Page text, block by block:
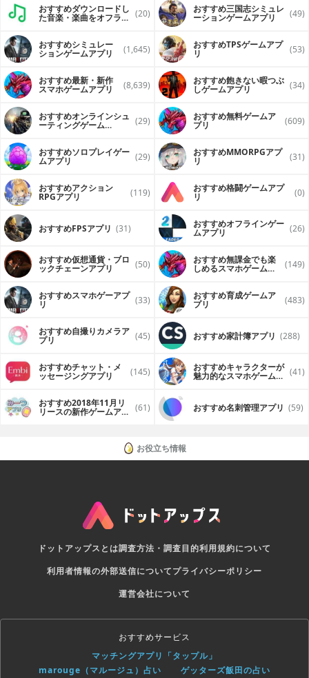
④速報通知機能
おすすめの新着情報はプッシュ通知でお知らせします。
面倒な設定は不要です。すぐにお使いいただけます。
コスメGoGoの便利さを体感してみてください。
【間違えやすいワード】
@コスメGoGo,アットコスメGoGo,コスメゴーゴー,美肌GoGo
おすすめダウンロードし
た音楽・楽曲をオフライ (20) おすすめ三国志シミュレ
ーションゲームアプリ (49)
おすすめシミュレー
ションゲームアプリ (1,645) おすすめTPSゲームアプ
リ (53)
おすすめ最新・新作
スマホゲームアプリ (8,639) おすすめ飽きない暇つぶ
しゲームアプリ (34)
おすすめオンラインシュ
ーティングゲーム (29) おすすめ無料ゲームア
プリ (609)
おすすめソロプレイゲー
ムアプリ (29) おすすめ MMORPGアプ
リ (31)
おすすめアクション
RPGアプリ (119) おすすめ格闘ゲームアプ
リ (0)
おすすめFPSアプリ (31) おすすめオフラインゲー
ムアプリ (26)
おすすめ仮想通貨・ブロ
ックチェーンアプリ (50) おすすめ無課金でも楽
しめるスマホゲームア (149)
おすすめスマホゲーアプ
リ (33) おすすめ育成ゲームア
プリ (483)
おすすめ自撮りカメラア
プリ (45) おすすめ家計簿アプリ (288)
おすすめチャット・メ
ッセージングアプリ (145) おすすめキャラクターが
魅力的なスマホゲームア (41)
おすすめ2018年11月リ
リースの新作ゲームアプ (61) おすすめ名刺管理アプリ (59)
お役立ち情報
ドットアップスとは調査方法・調査目的利用規約について
利用者情報の外部送信についてプライバシーポリシー
運営会社について
おすすめサービス
マッチングアプリ「タップル」
marouge（マルージュ）占い
ゲッターズ飯田の占い